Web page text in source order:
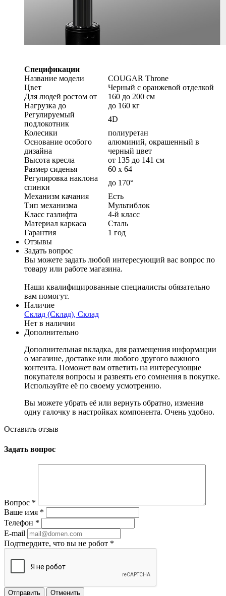
Спецификации
Название модели
COUGAR Throne
Цвет
Черный с оранжевой отделкой
Для людей ростом от
160 до 200 см
Нагрузка до
до 160 кг
Регулируемый
подлокотник
4D
Колесики
полиуретан
Основание особого
дизайна
алюминий, окрашенный в
черный цвет
Высота кресла
от 135 до 141 см
Размер сиденья
60 х 64
Регулировка наклона
спинки
до 170°
Механизм качания
Есть
Тип механизма
Мультиблок
Класс газлифта
4-й класс
Материал каркаса
Сталь
Гарантия
1 год
Отзывы
Задать вопрос
Вы можете задать любой интересующий вас вопрос по
товару или работе магазина.
Наши квалифицированные специалисты обязательно
вам помогут.
Наличие
Склад (Склад), Склад
Нет в наличии
Дополнительно
Дополнительная вкладка, для размещения информации
о магазине, доставке или любого другого важного
контента. Поможет вам ответить на интересующие
покупателя вопросы и развеять его сомнения в покупке.
Используйте её по своему усмотрению.
Вы можете убрать её или вернуть обратно, изменив
одну галочку в настройках компонента. Очень удобно.
Оставить отзыв
Задать вопрос
Вопрос *
Ваше имя *
Телефон *
E-mail
Подтвердите, что вы не робот *
Отменить